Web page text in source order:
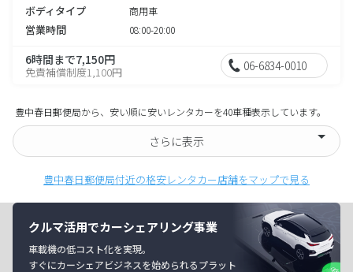
ボディタイプ 商用車
営業時間 08:00-20:00
6時間まで7,150円
免責補償制度1,100円 06-6834-0010
豊中春日郵便局から、安い順に安いレンタカーを40車種表示しています。
さらに表示
豊中春日郵便局付近の格安レンタカー店舗をマップで見る
クルマ活用でカーシェアリング事業
車載機の低コスト化を実現。
すぐにカーシェアビジネスを始められるプラット